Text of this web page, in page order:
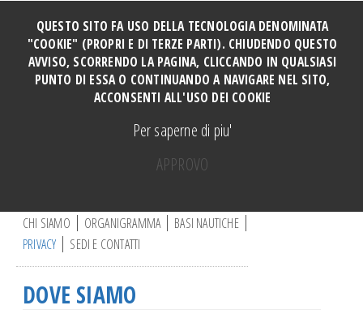
r
.
CHI SIAMO ORGANIGRAMMA
BASI NAUTICHE
PRIVACY
SEDI E CONTATTI
HOME
Manovre e Ormeggi Cabinati
Manovre a motore base DERVIO
Vela ragazzi
CORSO CATAMARANO
DOVE SIAMO
QUESTO SITO FA USO DELLA TECNOLOGIA DENOMINATA
"COOKIE" (PROPRI E DI TERZE PARTI). CHIUDENDO QUESTO
AVVISO, SCORRENDO LA PAGINA, CLICCANDO IN QUALSIASI
PUNTO DI ESSA O CONTINUANDO A NAVIGARE NEL SITO,
ACCONSENTI ALL'USO DEI COOKIE
Per saperne di piu'
APPROVO